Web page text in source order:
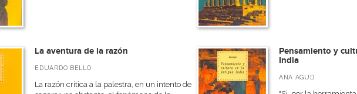
La aventura de la razón
EDUARDO BELLO
La razón crítica a la palestra, en un intento de
Pensamiento y
India
ANA AGUD